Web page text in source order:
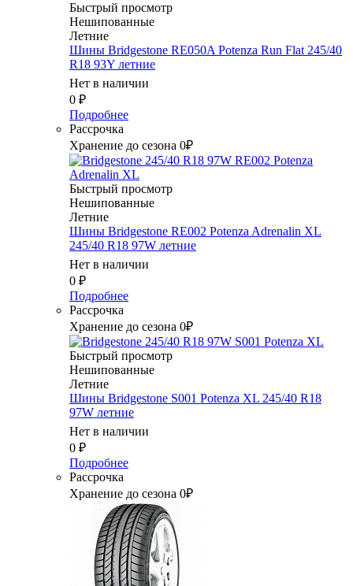
Быстрый просмотр
Нешипованные
Летние
Шины Bridgestone RE050A Potenza Run Flat 245/40
R18 93Y летние
Нет в наличии
0 ₽
Подробнее
Рассрочка
Хранение до сезона 0₽
Быстрый просмотр
Нешипованные
Летние
Шины Bridgestone RE002 Potenza Adrenalin XL
245/40 R18 97W летние
Нет в наличии
0 ₽
Подробнее
Рассрочка
Хранение до сезона 0₽
Быстрый просмотр
Нешипованные
Летние
Шины Bridgestone S001 Potenza XL 245/40 R18
97W летние
Нет в наличии
0 ₽
Подробнее
Рассрочка
Хранение до сезона 0₽